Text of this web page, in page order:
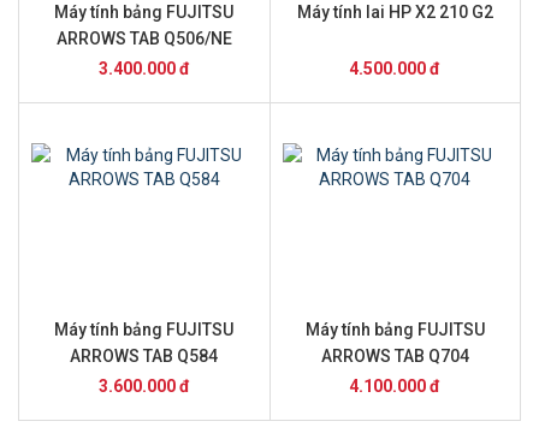
Máy tính bảng FUJITSU
ARROWS TAB Q506/NE
3.400.000 đ
Máy tính lai HP X2 210 G2
4.500.000 đ
Máy tính bảng FUJITSU
ARROWS TAB Q584
3.600.000 đ
Máy tính bảng FUJITSU
ARROWS TAB Q704
4.100.000 đ